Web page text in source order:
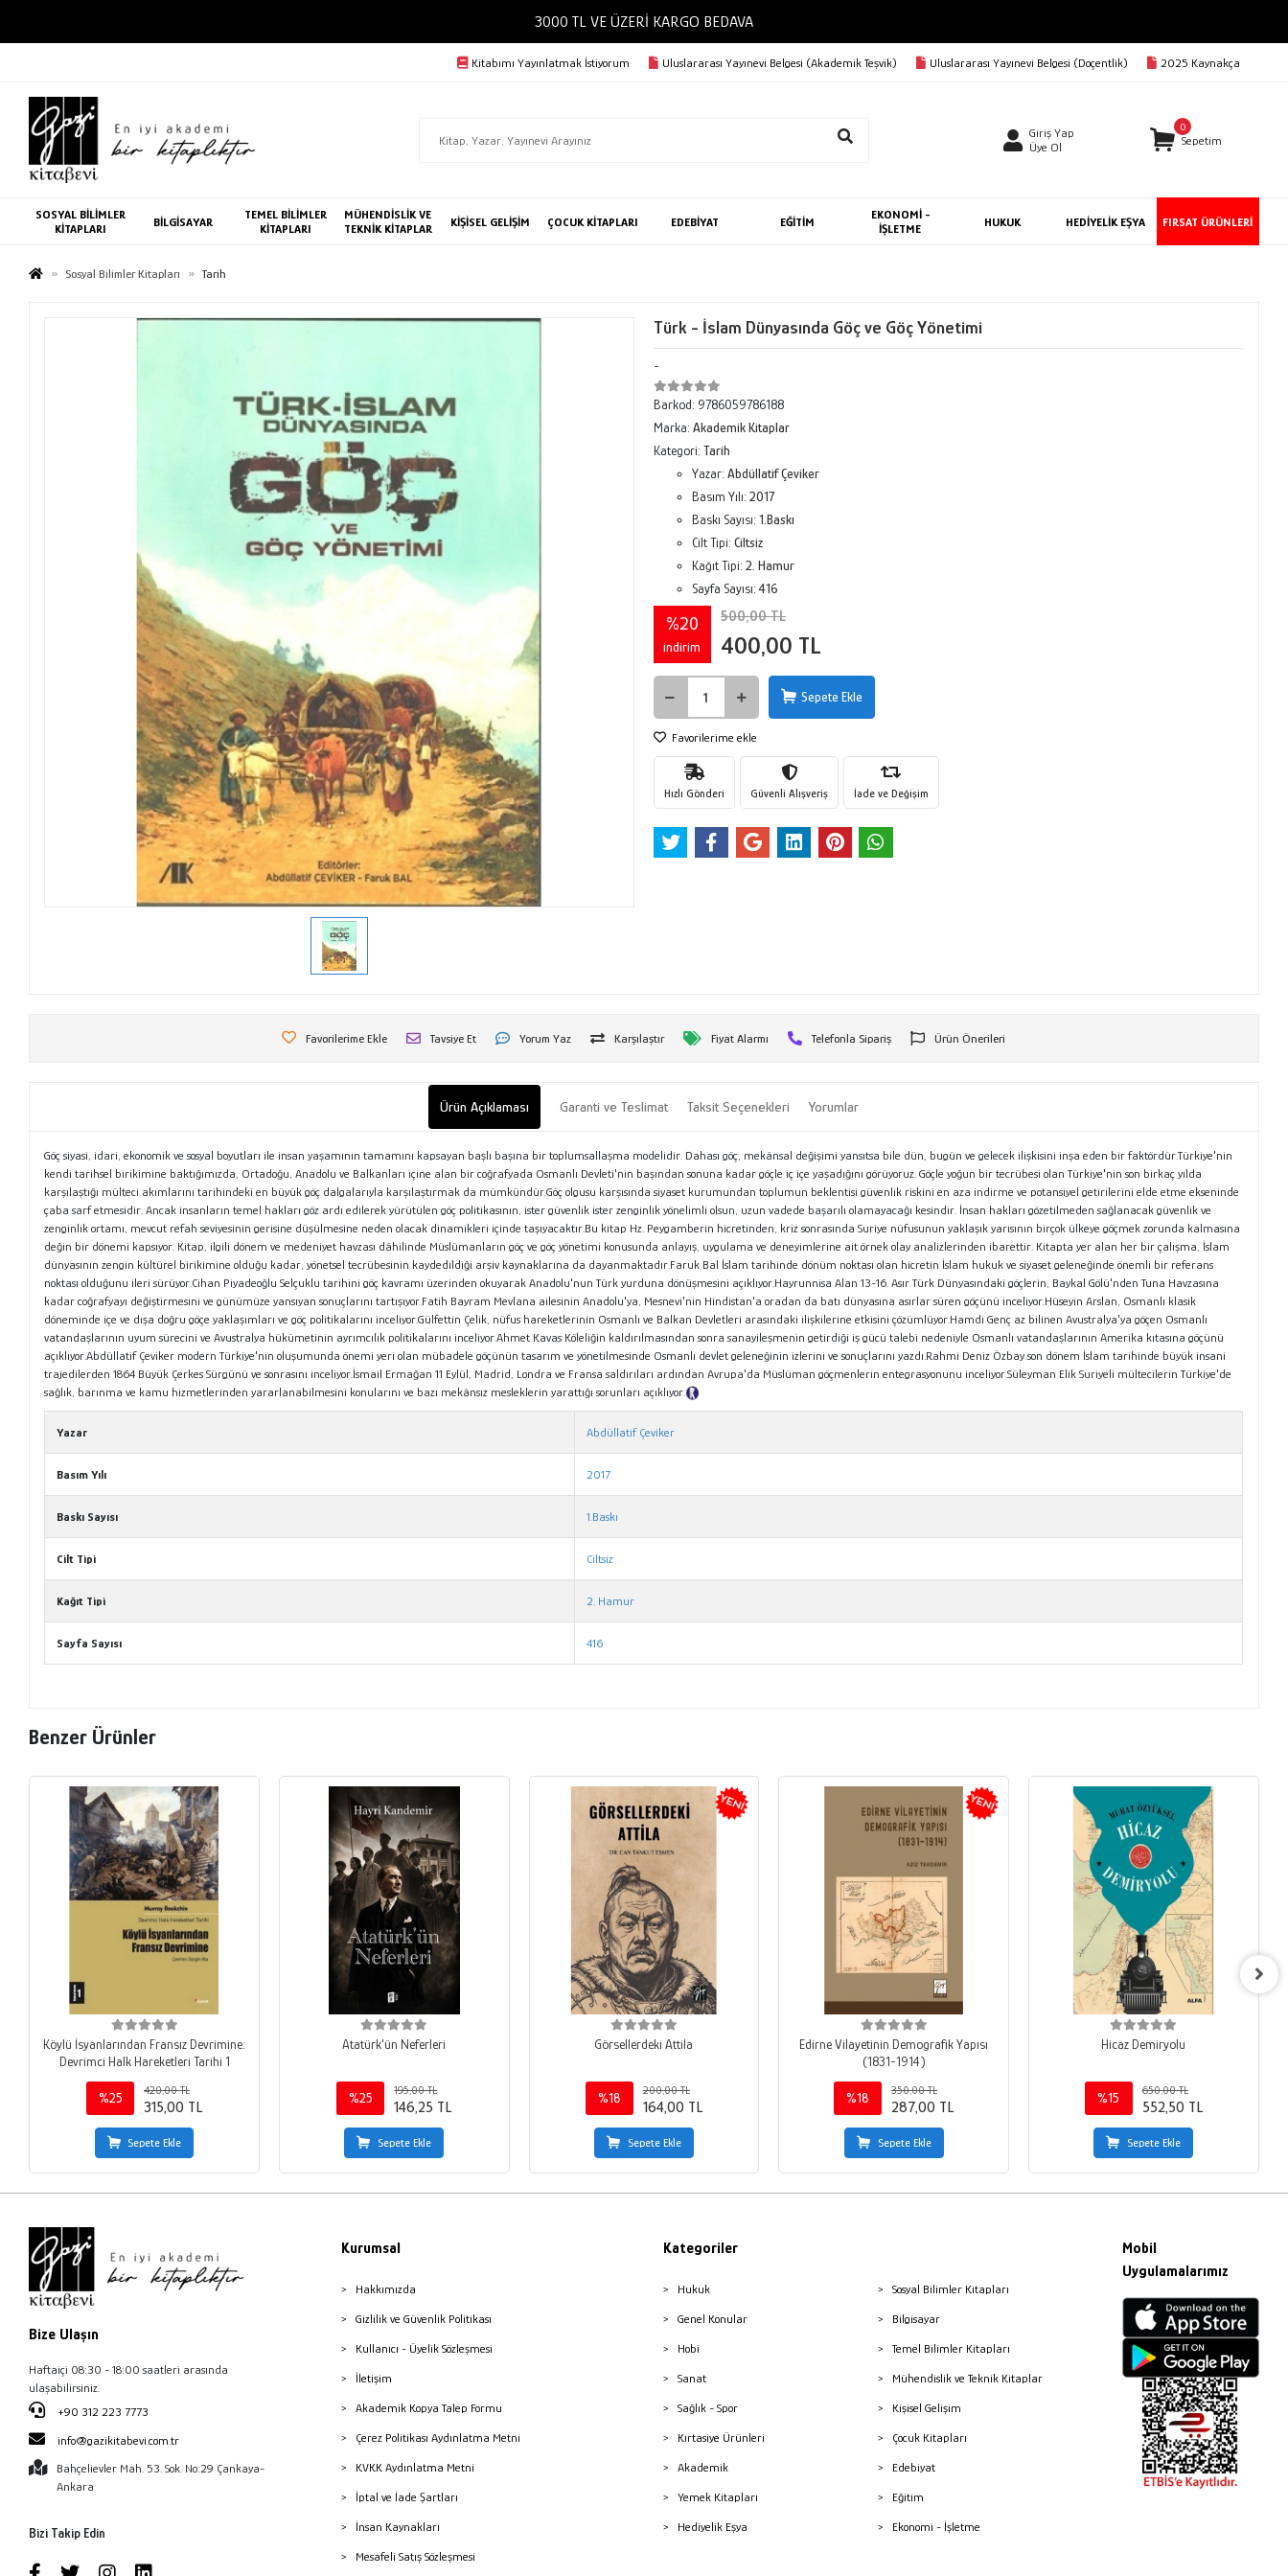
3000 TL VE ÜZERİ KARGO BEDAVA
Kitabımı Yayınlatmak İstiyorum Uluslararası Yayınevi Belgesi (Akademik Teşvik) Uluslararası Yayınevi Belgesi (Doçentlik) 2025 Kaynakça
Giriş Yap
Üye Ol
0
Sepetim
SOSYAL BİLİMLER
KİTAPLARI
BİLGİSAYAR
TEMEL BİLİMLER
KİTAPLARI
MÜHENDİSLİK VE
TEKNİK KİTAPLAR
KİŞİSEL GELİŞİM ÇOCUK KİTAPLARI EDEBİYAT EĞİTİM
EKONOMİ -
İŞLETME
HUKUK HEDİYELİK EŞYA FIRSAT ÜRÜNLERİ
Sosyal Bilimler Kitapları Tarih
Türk - İslam Dünyasında Göç ve Göç Yönetimi
-
Barkod: 9786059786188
Marka: Akademik Kitaplar
Kategori: Tarih
Yazar: Abdüllatif Çeviker
Basım Yılı: 2017
Baskı Sayısı: 1.Baskı
Cilt Tipi: Ciltsiz
Kağıt Tipi: 2. Hamur
Sayfa Sayısı:416
%20
indirim
500,00 TL
400,00 TL
Sepete Ekle
Favorilerime ekle
Hızlı Gönderi Güvenli Alışveriş İade ve Değişim
Favorilerime Ekle Tavsiye Et Yorum Yaz Karşılaştır Fiyat Alarmı Telefonla Sipariş Ürün Önerileri
Ürün Açıklaması Garanti ve Teslimat Taksit Seçenekleri Yorumlar
Göç siyasi, idari, ekonomik ve sosyal boyutları ile insan yaşamının tamamını kapsayan başlı başına bir toplumsallaşma modelidir. Dahası göç, mekânsal değişimi yansıtsa bile dün, bugün ve gelecek ilişkisini inşa eden bir faktördür.Türkiye'nin
kendi tarihsel birikimine baktığımızda, Ortadoğu, Anadolu ve Balkanları içine alan bir coğrafyada Osmanlı Devleti'nin başından sonuna kadar göçle iç içe yaşadığını görüyoruz. Göçle yoğun bir tecrübesi olan Türkiye'nin son birkaç yılda
karşılaştığı mülteci akımlarını tarihindeki en büyük göç dalgalarıyla karşılaştırmak da mümkündür.Göç olgusu karşısında siyaset kurumundan toplumun beklentisi güvenlik riskini en aza indirme ve potansiyel getirilerini elde etme ekseninde
çaba sarf etmesidir. Ancak insanların temel hakları göz ardı edilerek yürütülen göç politikasının, ister güvenlik ister zenginlik yönelimli olsun, uzun vadede başarılı olamayacağı kesindir. İnsan hakları gözetilmeden sağlanacak güvenlik ve
zenginlik ortamı, mevcut refah seviyesinin gerisine düşülmesine neden olacak dinamikleri içinde taşıyacaktır.Bu kitap Hz. Peygamberin hicretinden, kriz sonrasında Suriye nüfusunun yaklaşık yarısının birçok ülkeye göçmek zorunda kalmasına
değin bir dönemi kapsıyor. Kitap, ilgili dönem ve medeniyet havzası dâhilinde Müslümanların göç ve göç yönetimi konusunda anlayış, uygulama ve deneyimlerine ait örnek olay analizlerinden ibarettir. Kitapta yer alan her bir çalışma, İslam
dünyasının zengin kültürel birikimine olduğu kadar, yönetsel tecrübesinin kaydedildiği arşiv kaynaklarına da dayanmaktadır.Faruk Bal İslam tarihinde dönüm noktası olan hicretin İslam hukuk ve siyaset geleneğinde önemli bir referans
noktası olduğunu ileri sürüyor.Cihan Piyadeoğlu Selçuklu tarihini göç kavramı üzerinden okuyarak Anadolu'nun Türk yurduna dönüşmesini açıklıyor.Hayrunnisa Alan 13-16. Asır Türk Dünyasındaki göçlerin, Baykal Gölü'nden Tuna Havzasına
kadar coğrafyayı değiştirmesini ve günümüze yansıyan sonuçlarını tartışıyor.Fatih Bayram Mevlana ailesinin Anadolu'ya, Mesnevi'nin Hindistan'a oradan da batı dünyasına asırlar süren göçünü inceliyor.Hüseyin Arslan, Osmanlı klasik
döneminde içe ve dışa doğru göçe yaklaşımları ve göç politikalarını inceliyor.Gülfettin Çelik, nüfus hareketlerinin Osmanlı ve Balkan Devletleri arasındaki ilişkilerine etkisini çözümlüyor.Hamdi Genç az bilinen Avustralya'ya göçen Osmanlı
vatandaşlarının uyum sürecini ve Avustralya hükümetinin ayrımcılık politikalarını inceliyor.Ahmet Kavas Köleliğin kaldırılmasından sonra sanayileşmenin getirdiği iş gücü talebi nedeniyle Osmanlı vatandaşlarının Amerika kıtasına göçünü
açıklıyor.Abdüllatif Çeviker modern Türkiye'nin oluşumunda önemi yeri olan mübadele göçünün tasarım ve yönetilmesinde Osmanlı devlet geleneğinin izlerini ve sonuçlarını yazdı.Rahmi Deniz Özbay son dönem İslam tarihinde büyük insani
trajedilerden 1864 Büyük Çerkes Sürgünü ve sonrasını inceliyor.İsmail Ermağan 11 Eylül, Madrid, Londra ve Fransa saldırıları ardından Avrupa'da Müslüman göçmenlerin entegrasyonunu inceliyor.Süleyman Elik Suriyeli mültecilerin Türkiye'de
sağlık, barınma ve kamu hizmetlerinden yararlanabilmesini konularını ve bazı mekânsız mesleklerin yarattığı sorunları açıklıyor.
Yazar Abdüllatif Çeviker
Basım Yılı 2017
Baskı Sayısı 1.Baskı
Cilt Tipi Ciltsiz
Kağıt Tipi 2. Hamur
Sayfa Sayısı 416
Benzer Ürünler
Köylü İsyanlarından Fransız Devrimine:
Devrimci Halk Hareketleri Tarihi 1
%25
420,00 TL
315,00 TL
Sepete Ekle
Atatürk'ün Neferleri
%25
195,00 TL
146,25 TL
Sepete Ekle
Görsellerdeki Attila
%18
200,00 TL
164,00 TL
Sepete Ekle
Edirne Vilayetinin Demografik Yapısı
(1831-1914)
%18
350,00 TL
287,00 TL
Sepete Ekle
Hicaz Demiryolu
%15
650,00 TL
552,50 TL
Sepete Ekle
Bize Ulaşın
Haftaiçi 08:30 - 18:00 saatleri arasında
ulaşabilirsiniz.
+90 312 223 7773
info@gazikitabevi.com.tr
Bahçelievler Mah. 53. Sok. No:29 Çankaya-
Ankara
Bizi Takip Edin
Kurumsal
Hakkımızda
Gizlilik ve Güvenlik Politikası
Kullanıcı - Üyelik Sözleşmesi
İletişim
Akademik Kopya Talep Formu
Çerez Politikası Aydınlatma Metni
KVKK Aydınlatma Metni
İptal ve İade Şartları
İnsan Kaynakları
Mesafeli Satış Sözleşmesi
Kategoriler
Hukuk
Genel Konular
Hobi
Sanat
Sağlık - Spor
Kırtasiye Ürünleri
Akademik
Yemek Kitapları
Hediyelik Eşya
Sosyal Bilimler Kitapları
Bilgisayar
Temel Bilimler Kitapları
Mühendislik ve Teknik Kitaplar
Kişisel Gelişim
Çocuk Kitapları
Edebiyat
Eğitim
Ekonomi - İşletme
Mobil
Uygulamalarımız